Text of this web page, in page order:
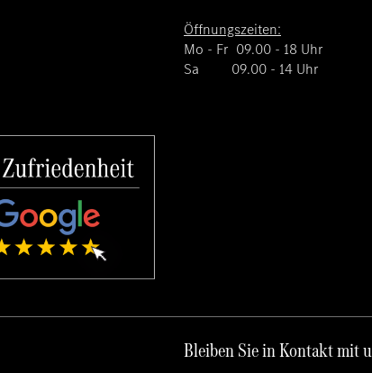
Öffnungszeiten:
Mo - Fr 09.00 - 18 Uhr
Sa 09.00 - 14 Uhr
Bleiben Sie in Kontakt mit